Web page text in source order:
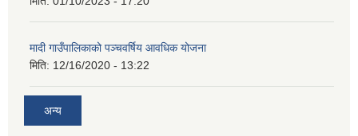
मादी गाउँपालिकाको पञ्चवर्षिय आवधिक योजना
मिति: 12/16/2020 - 13:22
अन्य